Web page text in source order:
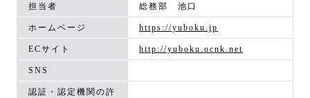
担当者 総務部 池口
ホームページ https://yuboku.jp
ECサイト http://yuboku.ocnk.net
SNS
認証・認定機関の許